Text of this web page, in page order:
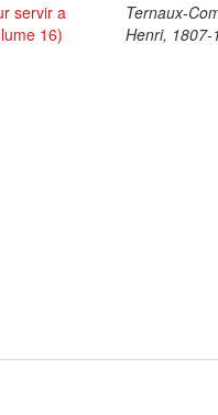
servir a
16)
Ternaux-
Henri, 1807-